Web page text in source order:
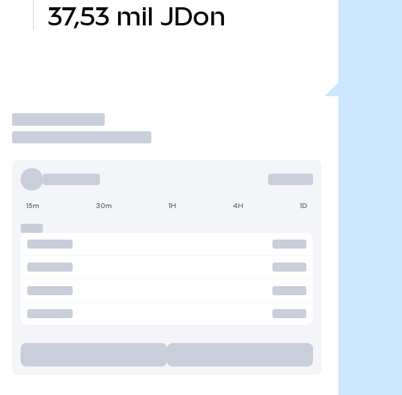
37,53 mil JDon
Operar
15m 30m 1H 4H 1D